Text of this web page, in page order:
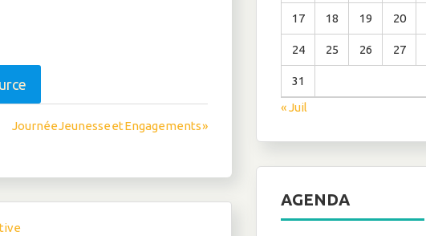
Journée Jeunesse et Engagements »
17 18 19 20
24 25 26 27
31
« Juil
AGENDA